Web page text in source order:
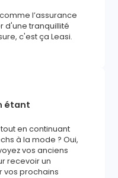
l’assurance
d'une tranquillité
c'est ça Leasi.
étant
en continuant
à la mode ? Oui,
vos anciens
recevoir un
vos prochains